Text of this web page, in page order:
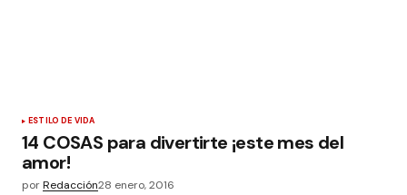
ESTILO DE VIDA
14 COSAS para divertirte ¡este mes del
amor!
porRedacción28 enero, 2016